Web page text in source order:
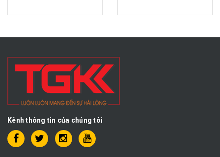
Kênh thông tin của chúng tôi